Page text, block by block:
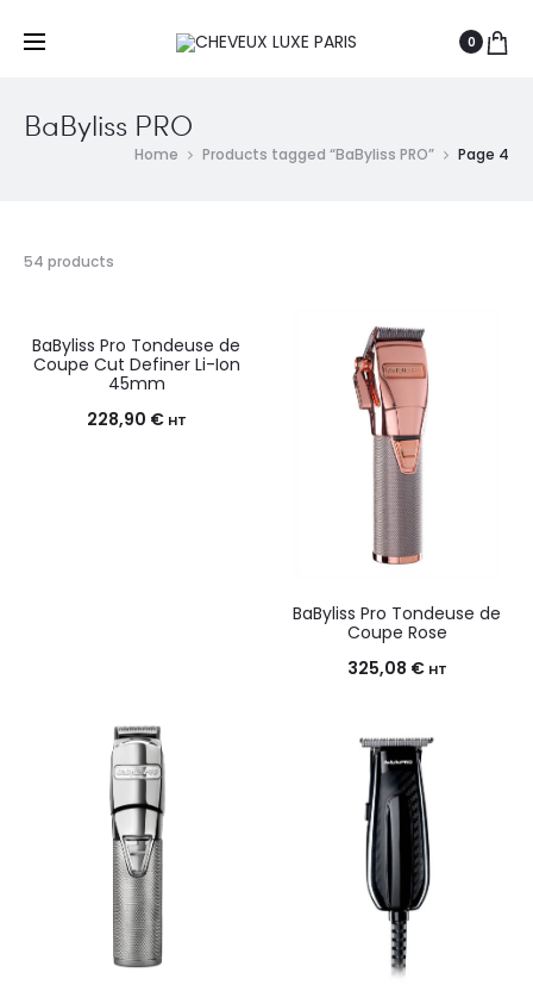
0
BaByliss PRO
Home Products tagged “BaByliss PRO” Page 4
54 products
BaByliss Pro Tondeuse de
Coupe Cut Definer Li-Ion
45mm
228,90 € HT
BaByliss Pro Tondeuse de
Coupe Rose
325,08 € HT